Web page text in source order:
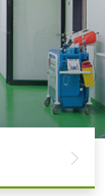
Next